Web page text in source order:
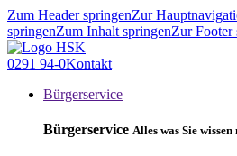
Zum Header springenZur
springenZum Inhalt springenZur Footer
0291 94-0Kontakt
Bürgerservice
Bürgerservice Alles was Sie wissen